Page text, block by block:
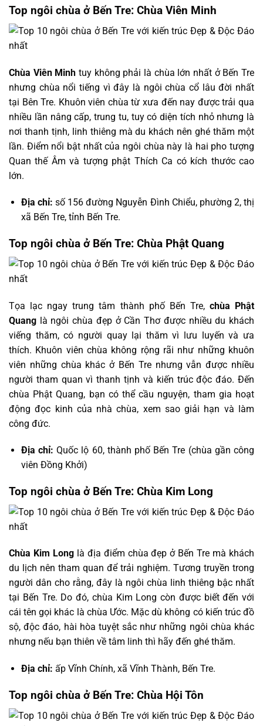
Top ngôi chùa ở Bến Tre: Chùa Viên Minh
Chùa Viên Minh tuy không phải là chùa lớn nhất ở Bến Tre
nhưng chùa nổi tiếng vì đây là ngôi chùa cổ lâu đời nhất
tại Bên Tre. Khuôn viên chùa từ xưa đến nay được trải qua
nhiều lần nâng cấp, trung tu, tuy có diện tích nhỏ nhưng là
nơi thanh tịnh, linh thiêng mà du khách nên ghé thăm một
lần. Điểm nổi bật nhất của ngôi chùa này là hai pho tượng
Quan thế Âm và tượng phật Thích Ca có kích thước cao
lớn.
Địa chỉ:số 156 đường Nguyễn Đình Chiểu, phường 2, thị
xã Bến Tre, tỉnh Bến Tre.
Top ngôi chùa ở Bến Tre: Chùa Phật Quang
Tọa lạc ngay trung tâm thành phố Bến Tre, chùa Phật
Quang là ngôi chùa đẹp ở Cần Thơ được nhiều du khách
viếng thăm, có người quay lại thăm vì lưu luyến và ưa
thích. Khuôn viên chùa không rộng rãi như những khuôn
viên những chùa khác ở Bến Tre nhưng vẫn được nhiều
người tham quan vì thanh tịnh và kiến trúc độc đáo. Đến
chùa Phật Quang, bạn có thể cầu nguyện, tham gia hoạt
động đọc kinh của nhà chùa, xem sao giải hạn và làm
công đức.
Địa chỉ: Quốc lộ 60, thành phố Bến Tre (chùa gần công
viên Đồng Khởi)
Top ngôi chùa ở Bến Tre: Chùa Kim Long
Chùa Kim Longlà địa điểm chùa đẹp ở Bến Tre mà khách
du lịch nên tham quan để trải nghiệm. Tương truyền trong
người dân cho rằng, đây là ngôi chùa linh thiêng bậc nhất
tại Bến Tre. Do đó, chùa Kim Long còn được biết đến với
cái tên gọi khác là chùa Ước. Mặc dù không có kiến trúc đồ
sộ, độc đáo, hài hòa tuyệt sắc như những ngôi chùa khác
nhưng nếu bạn thiên về tâm linh thì hãy đến ghé thăm.
Địa chỉ: ấp Vĩnh Chính, xã Vĩnh Thành, Bến Tre.
Top ngôi chùa ở Bến Tre: Chùa Hội Tôn